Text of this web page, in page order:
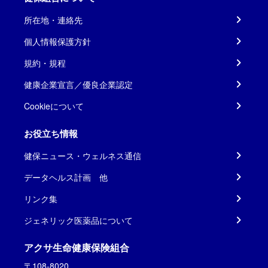
所在地・連絡先
個人情報保護方針
規約・規程
健康企業宣言／優良企業認定
Cookieについて
お役立ち情報
健保ニュース・ウェルネス通信
データヘルス計画 他
リンク集
ジェネリック医薬品について
アクサ生命健康保険組合
〒108-8020